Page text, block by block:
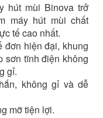
hút mùi Binova trở
máy hút mùi chất
tế cao nhất.
đơn hiện đại, khung
sơn tĩnh điện không
gỉ.
không gỉ và dễ
mỡ tiện lợi.